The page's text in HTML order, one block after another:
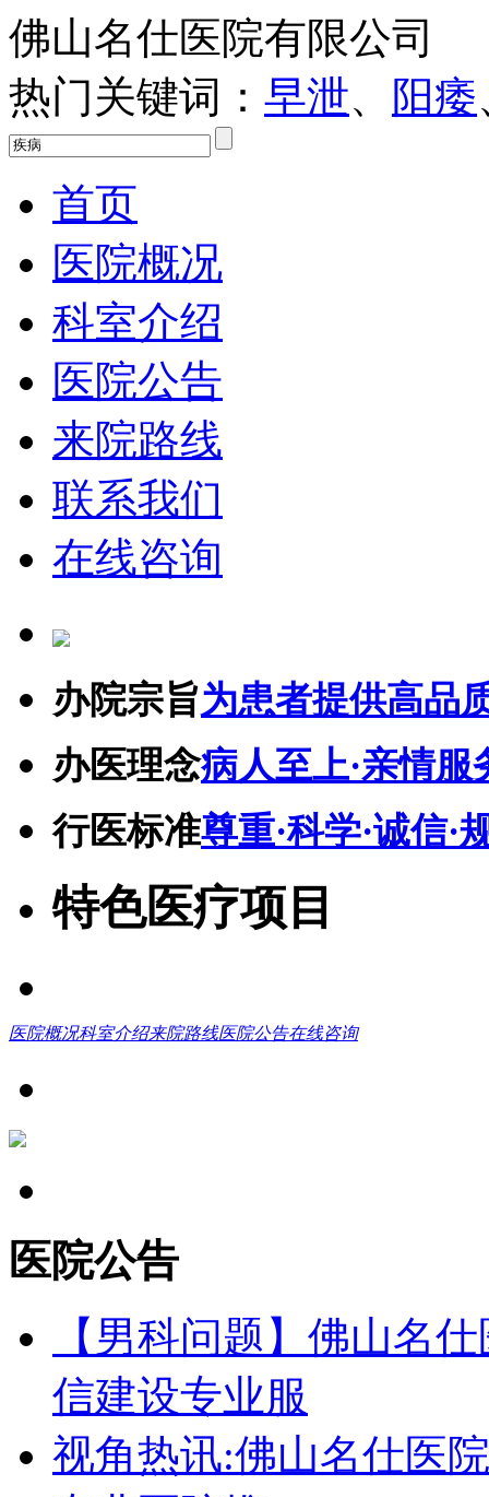
佛山名仕医院有限公司
热门关键词： 早泄、 阳痿
首页
医院概况
科室介绍
医院公告
来院路线
联系我们
在线咨询
办院宗旨为患者提供高品
办医理念病人至上·亲情服
行医标准尊重·科学·诚信·
特色医疗项目
医院概况科室介绍来院路线医院公告在线咨询
医院公告
【男科问题】佛山名
信建设专业服
视角热讯:佛山名仕医